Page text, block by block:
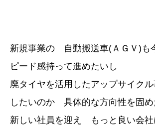
新規事業の 自動搬送車(ＡＧＶ)も
ピード感持って進めたいし
廃タイヤを活用したアップサイク
したいのか 具体的な方向性を固め
新しい社員を迎え もっと良い会社